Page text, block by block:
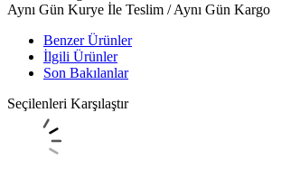
Aynı Gün Kurye İle Teslim / Aynı Gün Kargo
Benzer Ürünler
İlgili Ürünler
Son Bakılanlar
Seçilenleri Karşılaştır